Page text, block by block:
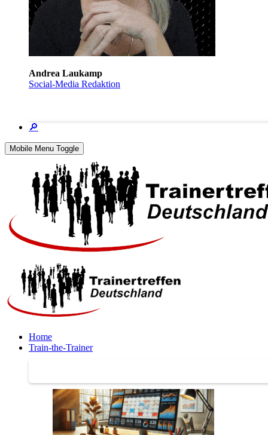
Andrea Laukamp
Social-Media Redaktion
🔎
Mobile Menu Toggle
Home
Train-the-Trainer